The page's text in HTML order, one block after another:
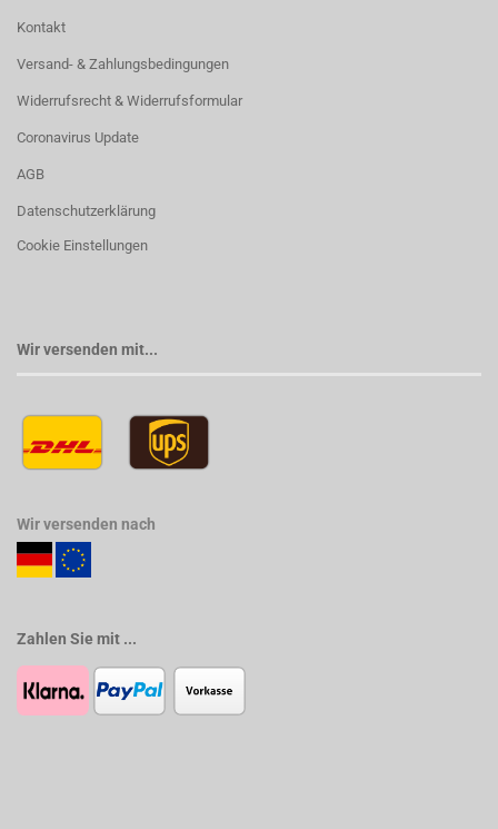
Kontakt
Versand- & Zahlungsbedingungen
Widerrufsrecht & Widerrufsformular
Coronavirus Update
AGB
Datenschutzerklärung
Cookie Einstellungen
Wir versenden mit...
Wir versenden nach
Zahlen Sie mit ...